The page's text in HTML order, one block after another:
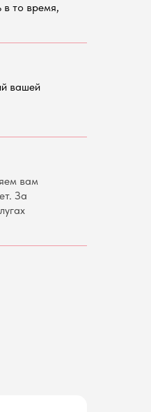
в то время,
вашей
вам
За